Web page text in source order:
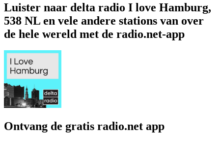
Luister naar delta radio I love Hamburg,
538 NL en vele andere stations van over
de hele wereld met de radio.net-app
Ontvang de gratis radio.net app